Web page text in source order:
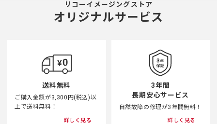
リコーイメージングストア
オリジナルサービス
送料無料
ご購入金額が3,300円(税込)以
上で送料無料！
詳しく見る
3年間
長期安心サービス
自然故障の修理が3年間無料！
詳しく見る